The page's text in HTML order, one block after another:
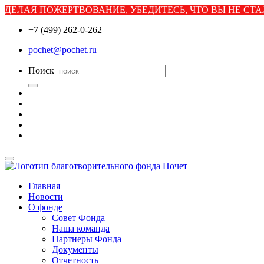
ДЕЛАЯ ПОЖЕРТВОВАНИЕ, УБЕДИТЕСЬ, ЧТО ВЫ НЕ
+7 (499) 262-0-262
pochet@pochet.ru
Поиск
Главная
Новости
О фонде
Совет Фонда
Наша команда
Партнеры Фонда
Документы
Отчетность